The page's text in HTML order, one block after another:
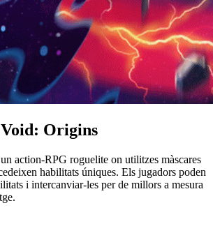
Origins
action-RPG roguelite on utilitzes màscares
habilitats úniques. Els jugadors poden
i intercanviar-les per de millors a mesura